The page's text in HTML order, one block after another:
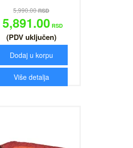
5,990.00RSD
5,891.00 RSD
(PDV uključen)
Dodaj u korpu
Više detalja